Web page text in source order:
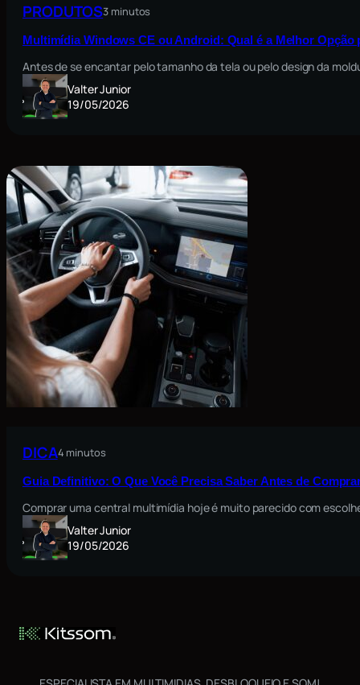
PRODUTOS3 minutos
Multimídia Windows CE ou Android: Qual é a Melhor Opção
Antes de se encantar pelo tamanho da tela ou pelo design da
Valter Junior
19/05/2026
DICA4 minutos
Guia Definitivo: O Que Você Precisa Saber Antes de
Comprar uma central multimídia hoje é muito parecido com
Valter Junior
19/05/2026